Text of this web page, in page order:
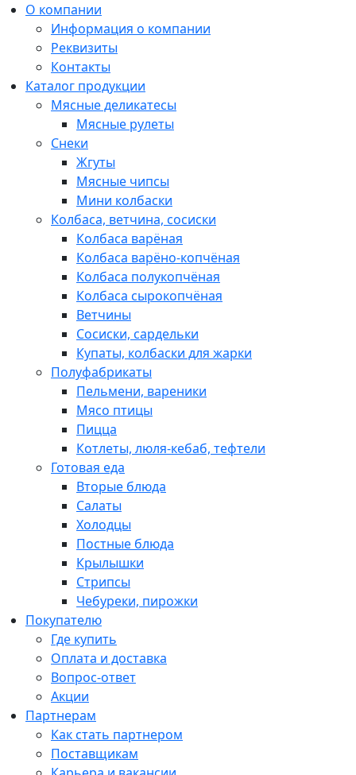
О компании
Информация о компании
Реквизиты
Контакты
Каталог продукции
Мясные деликатесы
Мясные рулеты
Снеки
Жгуты
Мясные чипсы
Мини колбаски
Колбаса, ветчина, сосиски
Колбаса варёная
Колбаса варёно-копчёная
Колбаса полукопчёная
Колбаса сырокопчёная
Ветчины
Сосиски, сардельки
Купаты, колбаски для жарки
Полуфабрикаты
Пельмени, вареники
Мясо птицы
Пицца
Котлеты, люля-кебаб, тефтели
Готовая еда
Вторые блюда
Салаты
Холодцы
Постные блюда
Крылышки
Стрипсы
Чебуреки, пирожки
Покупателю
Где купить
Оплата и доставка
Вопрос-ответ
Акции
Партнерам
Как стать партнером
Поставщикам